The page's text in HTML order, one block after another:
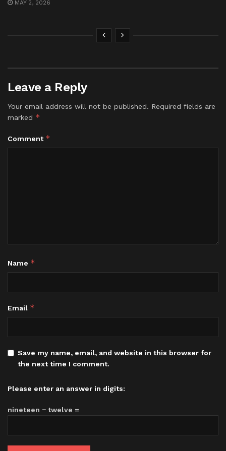
MAY 2, 2026
Leave a Reply
Your email address will not be published. Required fields are
marked *
Comment *
Name *
Email *
Save my name, email, and website in this browser for
the next time I comment.
Please enter an answer in digits:
nineteen − twelve =